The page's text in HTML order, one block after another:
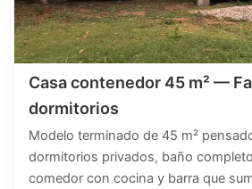
Casa contenedor 45 m² —
dormitorios
Modelo terminado de 45 m²
dormitorios privados, baño
comedor con cocina y barra que